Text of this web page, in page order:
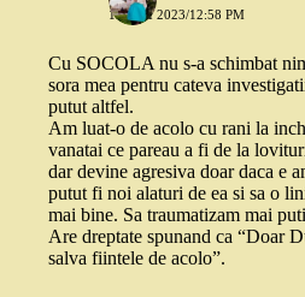
17 MAI 2023/12:58 PM
Cu SOCOLA nu s-a schimbat
sora mea pentru cateva
putut altfel.
Am luat-o de acolo cu rani la
vanatai ce pareau a fi de la
dar devine agresiva doar daca e
putut fi noi alaturi de ea si sa o
mai bine. Sa traumatizam mai
Are dreptate spunand ca “Doar
salva fiintele de acolo”.